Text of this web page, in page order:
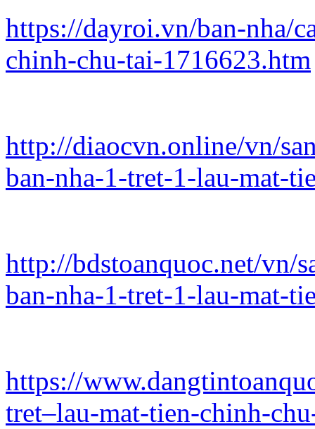
https://dayroi.vn/ban-nha/
chinh-chu-tai-1716623.htm
http://diaocvn.online/vn/
ban-nha-1-tret-1-lau-mat-
http://bdstoanquoc.net/vn/
ban-nha-1-tret-1-lau-mat-
https://
tret–lau-mat-tien-chinh-